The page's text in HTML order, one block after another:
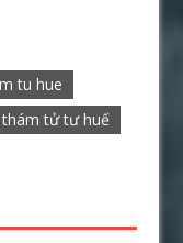
tu hue
thám tử tư huế